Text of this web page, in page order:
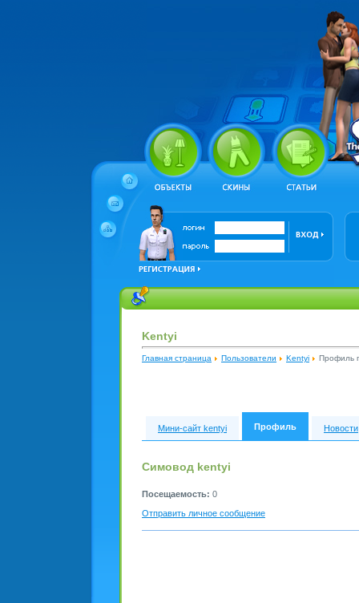
Kentyi
Главная страница Пользователи Kentyi Профиль
Мини-сайт kentyi Профиль Новости
Симовод kentyi
Посещаемость: 0
Отправить личное сообщение